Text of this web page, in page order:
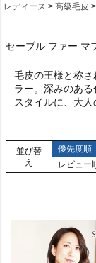
レディース 高級毛皮
セーブル ファー マ
毛皮の王様と称
ラー。深みのあ
スタイルに、大人
並び替
え
優先度順
レビュー